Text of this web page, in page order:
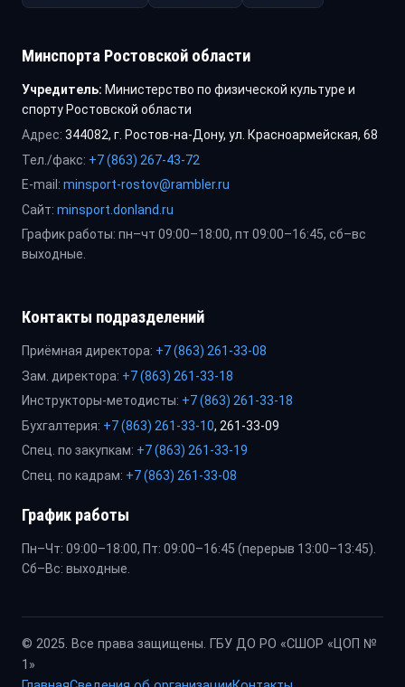
Минспорта Ростовской области
Учредитель: Министерство по физической культуре и
спорту Ростовской области
Адрес: 344082, г. Ростов-на-Дону, ул. Красноармейская, 68
Тел./факс: +7 (863) 267-43-72
E-mail: minsport-rostov@rambler.ru
Сайт: minsport.donland.ru
График работы: пн–чт 09:00–18:00, пт 09:00–16:45, сб–вс
выходные.
Контакты подразделений
Приёмная директора: +7 (863) 261-33-08
Зам. директора: +7 (863) 261-33-18
Инструкторы-методисты: +7 (863) 261-33-18
Бухгалтерия: +7 (863) 261-33-10, 261-33-09
Спец. по закупкам: +7 (863) 261-33-19
Спец. по кадрам: +7 (863) 261-33-08
График работы
Пн–Чт: 09:00–18:00, Пт: 09:00–16:45 (перерыв 13:00–13:45).
Сб–Вс: выходные.
© 2025. Все права защищены. ГБУ ДО РО «СШОР «ЦОП №
1»